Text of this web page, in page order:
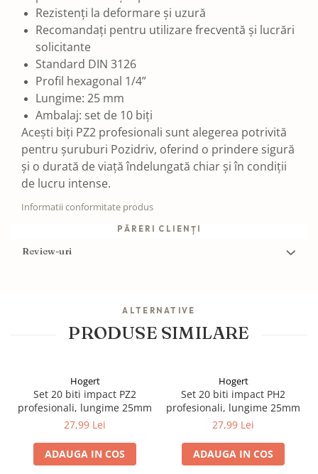
Rezistenți la deformare și uzură
Recomandați pentru utilizare frecventă și lucrări
solicitante
Standard DIN 3126
Profil hexagonal 1/4”
Lungime: 25 mm
Ambalaj: set de 10 biți
Acești biți PZ2 profesionali sunt alegerea potrivită
pentru șuruburi Pozidriv, oferind o prindere sigură
și o durată de viață îndelungată chiar și în condiții
de lucru intense.
Informatii conformitate produs
PĂRERI CLIENȚI
Review-uri
ALTERNATIVE
PRODUSE SIMILARE
Hogert
Set 20 biti impact PZ2
profesionali, lungime 25mm
27,99 Lei
ADAUGA IN COS
Hogert
Set 20 biti impact PH2
profesionali, lungime 25mm
27,99 Lei
ADAUGA IN COS